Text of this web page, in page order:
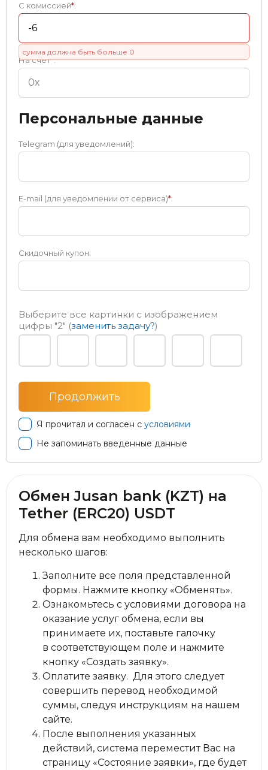
С комиссией*:
сумма должна быть больше 0
На счет*:
Персональные данные
Telegram (для уведомлений):
E-mail (для уведомлении от сервиса)*:
Скидочный купон:
Выберите все картинки с изображением
цифры "2" (заменить задачу?)
Я прочитал и согласен с условиями
Не запоминать введенные данные
Обмен Jusan bank (KZT) на
Tether (ERC20) USDT
Для обмена вам необходимо выполнить
несколько шагов:
Заполните все поля представленной
формы. Нажмите кнопку «Обменять».
Ознакомьтесь с условиями договора на
оказание услуг обмена, если вы
принимаете их, поставьте галочку
в соответствующем поле и нажмите
кнопку «Создать заявку».
Оплатите заявку. Для этого следует
совершить перевод необходимой
суммы, следуя инструкциям на нашем
сайте.
После выполнения указанных
действий, система переместит Вас на
страницу «Состояние заявки», где будет